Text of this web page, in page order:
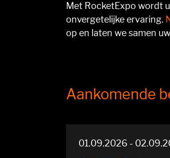
Met RocketExpo wordt
onvergetelijke ervaring.
op en laten we samen
Aankomende
01.09.2026 -